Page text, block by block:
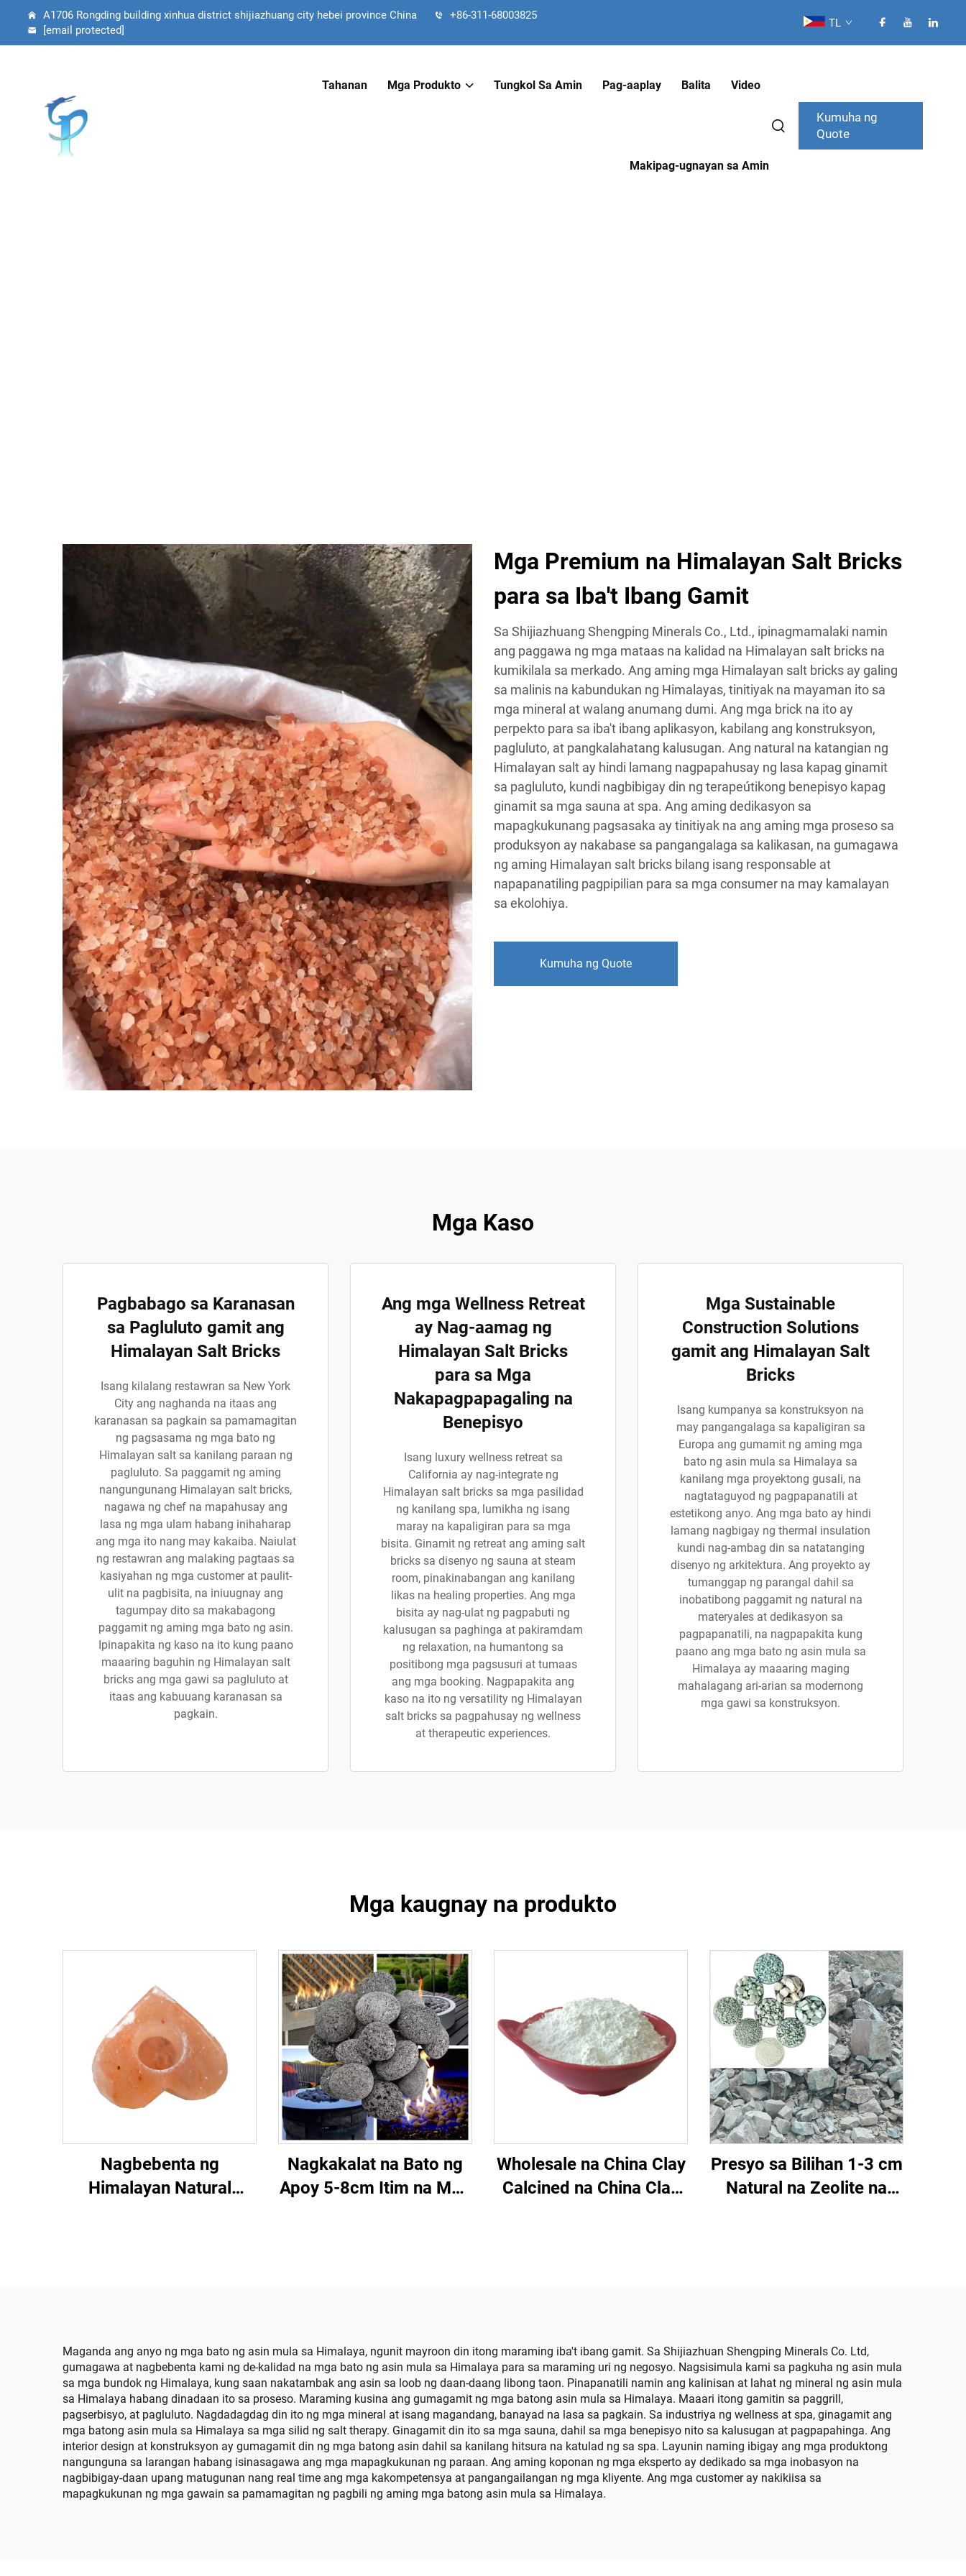
A1706 Rongding building xinhua district shijiazhuang city hebei province China
+86-311-68003825
[email protected]
TL
Tahanan Mga Produkto Tungkol Sa Amin Pag-aaplay Balita Video
Makipag-ugnayan sa Amin
Kumuha ng
Quote
Mga Premium na Himalayan Salt Bricks
para sa Iba't Ibang Gamit
Sa Shijiazhuang Shengping Minerals Co., Ltd., ipinagmamalaki namin
ang paggawa ng mga mataas na kalidad na Himalayan salt bricks na
kumikilala sa merkado. Ang aming mga Himalayan salt bricks ay galing
sa malinis na kabundukan ng Himalayas, tinitiyak na mayaman ito sa
mga mineral at walang anumang dumi. Ang mga brick na ito ay
perpekto para sa iba't ibang aplikasyon, kabilang ang konstruksyon,
pagluluto, at pangkalahatang kalusugan. Ang natural na katangian ng
Himalayan salt ay hindi lamang nagpapahusay ng lasa kapag ginamit
sa pagluluto, kundi nagbibigay din ng terapeútikong benepisyo kapag
ginamit sa mga sauna at spa. Ang aming dedikasyon sa
mapagkukunang pagsasaka ay tinitiyak na ang aming mga proseso sa
produksyon ay nakabase sa pangangalaga sa kalikasan, na gumagawa
ng aming Himalayan salt bricks bilang isang responsable at
napapanatiling pagpipilian para sa mga consumer na may kamalayan
sa ekolohiya.
Kumuha ng Quote
Mga Kaso
Pagbabago sa Karanasan
sa Pagluluto gamit ang
Himalayan Salt Bricks
Isang kilalang restawran sa New York
City ang naghanda na itaas ang
karanasan sa pagkain sa pamamagitan
ng pagsasama ng mga bato ng
Himalayan salt sa kanilang paraan ng
pagluluto. Sa paggamit ng aming
nangungunang Himalayan salt bricks,
nagawa ng chef na mapahusay ang
lasa ng mga ulam habang inihaharap
ang mga ito nang may kakaiba. Naiulat
ng restawran ang malaking pagtaas sa
kasiyahan ng mga customer at paulit-
ulit na pagbisita, na iniuugnay ang
tagumpay dito sa makabagong
paggamit ng aming mga bato ng asin.
Ipinapakita ng kaso na ito kung paano
maaaring baguhin ng Himalayan salt
bricks ang mga gawi sa pagluluto at
itaas ang kabuuang karanasan sa
pagkain.
Ang mga Wellness Retreat
ay Nag-aamag ng
Himalayan Salt Bricks
para sa Mga
Nakapagpapagaling na
Benepisyo
Isang luxury wellness retreat sa
California ay nag-integrate ng
Himalayan salt bricks sa mga pasilidad
ng kanilang spa, lumikha ng isang
maray na kapaligiran para sa mga
bisita. Ginamit ng retreat ang aming salt
bricks sa disenyo ng sauna at steam
room, pinakinabangan ang kanilang
likas na healing properties. Ang mga
bisita ay nag-ulat ng pagpabuti ng
kalusugan sa paghinga at pakiramdam
ng relaxation, na humantong sa
positibong mga pagsusuri at tumaas
ang mga booking. Nagpapakita ang
kaso na ito ng versatility ng Himalayan
salt bricks sa pagpahusay ng wellness
at therapeutic experiences.
Mga Sustainable
Construction Solutions
gamit ang Himalayan Salt
Bricks
Isang kumpanya sa konstruksyon na
may pangangalaga sa kapaligiran sa
Europa ang gumamit ng aming mga
bato ng asin mula sa Himalaya sa
kanilang mga proyektong gusali, na
nagtataguyod ng pagpapanatili at
estetikong anyo. Ang mga bato ay hindi
lamang nagbigay ng thermal insulation
kundi nag-ambag din sa natatanging
disenyo ng arkitektura. Ang proyekto ay
tumanggap ng parangal dahil sa
inobatibong paggamit ng natural na
materyales at dedikasyon sa
pagpapanatili, na nagpapakita kung
paano ang mga bato ng asin mula sa
Himalaya ay maaaring maging
mahalagang ari-arian sa modernong
mga gawi sa konstruksyon.
Mga kaugnay na produkto
Nagbebenta ng
Himalayan Natural
Nagkakalat na Bato ng
Apoy 5-8cm Itim na Mga
Wholesale na China Clay
Calcined na China Clay
Presyo sa Bilihan 1-3 cm
Natural na Zeolite na
Maganda ang anyo ng mga bato ng asin mula sa Himalaya, ngunit mayroon din itong maraming iba't ibang gamit. Sa Shijiazhuan Shengping Minerals Co. Ltd,
gumagawa at nagbebenta kami ng de-kalidad na mga bato ng asin mula sa Himalaya para sa maraming uri ng negosyo. Nagsisimula kami sa pagkuha ng asin mula
sa mga bundok ng Himalaya, kung saan nakatambak ang asin sa loob ng daan-daang libong taon. Pinapanatili namin ang kalinisan at lahat ng mineral ng asin mula
sa Himalaya habang dinadaan ito sa proseso. Maraming kusina ang gumagamit ng mga batong asin mula sa Himalaya. Maaari itong gamitin sa paggrill,
pagserbisyo, at pagluluto. Nagdadagdag din ito ng mga mineral at isang magandang, banayad na lasa sa pagkain. Sa industriya ng wellness at spa, ginagamit ang
mga batong asin mula sa Himalaya sa mga silid ng salt therapy. Ginagamit din ito sa mga sauna, dahil sa mga benepisyo nito sa kalusugan at pagpapahinga. Ang
interior design at konstruksyon ay gumagamit din ng mga batong asin dahil sa kanilang hitsura na katulad ng sa spa. Layunin naming ibigay ang mga produktong
nangunguna sa larangan habang isinasagawa ang mga mapagkukunan ng paraan. Ang aming koponan ng mga eksperto ay dedikado sa mga inobasyon na
nagbibigay-daan upang matugunan nang real time ang mga kakompetensya at pangangailangan ng mga kliyente. Ang mga customer ay nakikiisa sa
mapagkukunan ng mga gawain sa pamamagitan ng pagbili ng aming mga batong asin mula sa Himalaya.